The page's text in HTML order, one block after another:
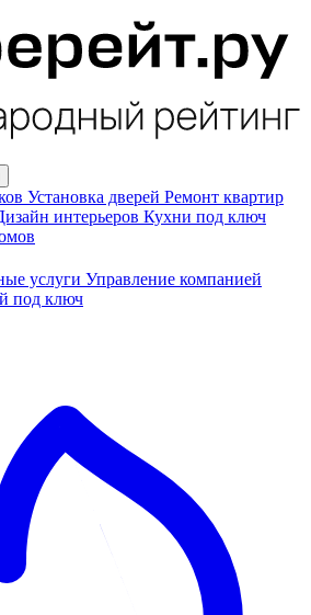
Установка дверей Ремонт квартир
интерьеров Кухни под ключ
услуги Управление компанией
под ключ